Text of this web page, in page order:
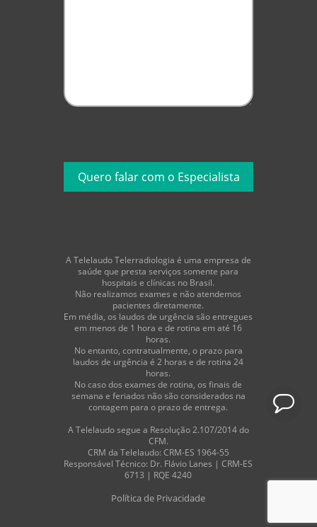
A Telelaudo Telerradiologia é uma empresa de
saúde que presta serviços somente para
hospitais e clínicas no Brasil.
Não realizamos exames e não atendemos
pacientes diretamente.
Em média, os laudos de urgência são entregues
em menos de 1 hora e de rotina em até 16
horas.
No entanto, contratualmente, o prazo para
laudos de urgência é 2 horas e de rotina 24
horas.
No caso dos exames de rotina, os finais de
semana e feriados não são considerados na
contagem para o prazo de entrega.
A Telelaudo segue a Resolução 2.107/2014 do
CFM.
CRM da Telelaudo: CRM-ES 1964-55
Responsável Técnico: Dr. Flávio Lanes | CRM-ES
6713 | RQE 4240
Política de Privacidade